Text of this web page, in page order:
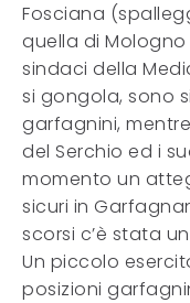
Fosciana
quella di
sindaci della
si gongola, sono
garfagnini,
del Serchio ed i
momento un
sicuri in
scorsi c’è stata
Un piccolo
posizioni